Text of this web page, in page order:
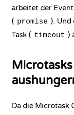
arbeitet der
( promise ). Und
Task ( timeout )
Da die Microtask